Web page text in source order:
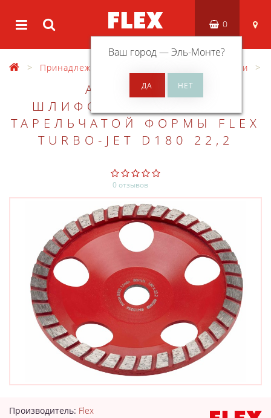
Ваш город —Эль-Монте?
0
Принадлежности Разные принадлежности
АЛМАЗНЫЙ
ШЛИФОВАЛЬНЫЙ КРУГ
ТАРЕЛЬЧАТОЙ ФОРМЫ FLEX
TURBO-JET D180 22,2
0 отзывов
Производитель: Flex